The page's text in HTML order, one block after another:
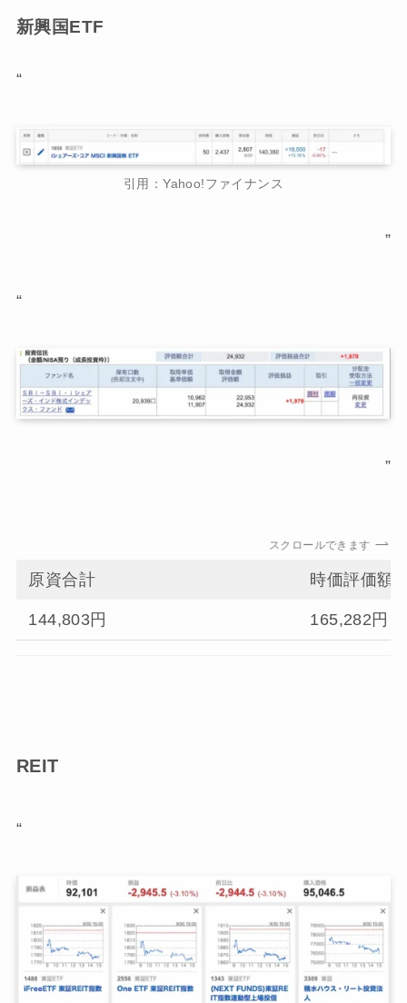
新興国ETF
“
引用：Yahoo!ファイナンス
”
“
”
スクロールできます
原資合計 時価評価額
144,803円 165,282円
REIT
“